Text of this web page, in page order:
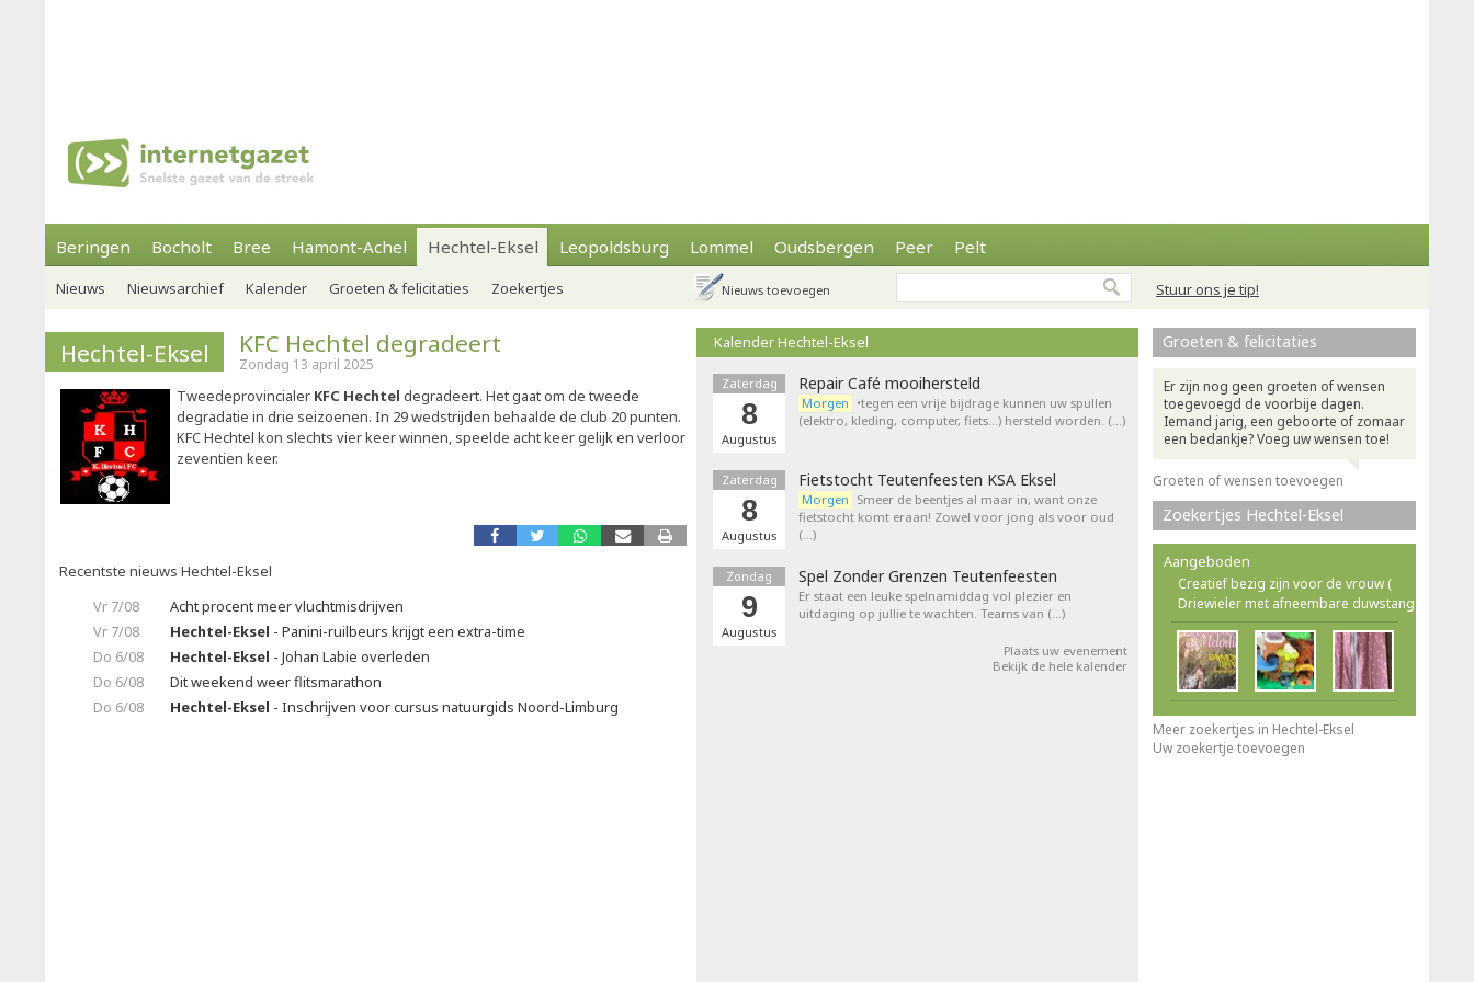
Beringen Bocholt Bree Hamont-Achel Hechtel-Eksel Leopoldsburg Lommel Oudsbergen Peer Pelt
Stuur ons je tip!
Nieuws Nieuwsarchief Kalender Groeten & felicitaties Zoekertjes Nieuws toevoegen
Hechtel-Eksel KFC Hechtel degradeert
Zondag 13 april 2025
Tweedeprovincialer KFC Hechtel degradeert. Het gaat om de tweede
degradatie in drie seizoenen. In 29 wedstrijden behaalde de club 20 punten.
KFC Hechtel kon slechts vier keer winnen, speelde acht keer gelijk en verloor
zeventien keer.
Recentste nieuws Hechtel-Eksel
Vr 7/08
Acht procent meer vluchtmisdrijven
Vr 7/08
Hechtel-Eksel - Panini-ruilbeurs krijgt een extra-time
Do 6/08
Hechtel-Eksel - Johan Labie overleden
Do 6/08
Dit weekend weer flitsmarathon
Do 6/08
Hechtel-Eksel - Inschrijven voor cursus natuurgids Noord-Limburg
Kalender Hechtel-Eksel
Zaterdag
8
Augustus
Repair Café mooihersteld
Morgen •tegen een vrije bijdrage kunnen uw spullen
(elektro, kleding, computer, fiets…) hersteld worden. (…)
Zaterdag
8
Augustus
Fietstocht Teutenfeesten KSA Eksel
Morgen Smeer de beentjes al maar in, want onze
fietstocht komt eraan! Zowel voor jong als voor oud
(…)
Zondag
9
Augustus
Spel Zonder Grenzen Teutenfeesten
Er staat een leuke spelnamiddag vol plezier en
uitdaging op jullie te wachten. Teams van (…)
Plaats uw evenement
Bekijk de hele kalender
Groeten & felicitaties
Er zijn nog geen groeten of wensen
toegevoegd de voorbije dagen.
Iemand jarig, een geboorte of zomaar
een bedankje? Voeg uw wensen toe!
Groeten of wensen toevoegen
Zoekertjes Hechtel-Eksel
Aangeboden
Creatief bezig zijn voor de vrouw (
Driewieler met afneembare duwstang
Meer zoekertjes in Hechtel-Eksel
Uw zoekertje toevoegen